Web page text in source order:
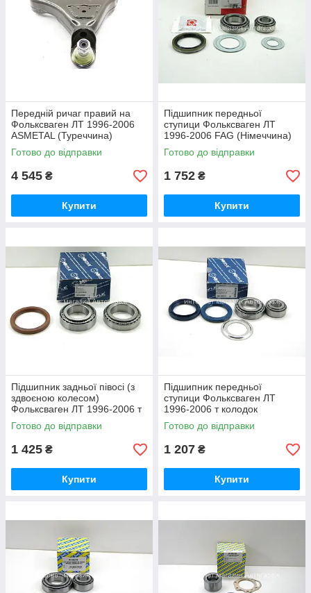
Передній ричаг правий на
Фольксваген ЛТ 1996-2006
ASMETAL (Туреччина)
30MR0101
Готово до відправки
4 545 ₴
Купити
Підшипник передньої
ступици Фольксваген ЛТ
1996-2006 FAG (Німеччина)
713667600
Готово до відправки
1 752 ₴
Купити
Підшипник задньої півосі (з
здвоєною колесом)
Фольксваген ЛТ 1996-2006 т
колодок гальмівних передніх
Готово до відправки
1 425 ₴
Купити
Підшипник передньої
ступици Фольксваген ЛТ
1996-2006 т колодок
гальмівних передніх
(Німеччина) 0140330161
Готово до відправки
1 207 ₴
Купити